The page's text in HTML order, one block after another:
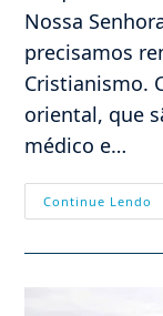
Nossa
precisamos
Cristianismo.
oriental, que
médico e…
Continue Lendo